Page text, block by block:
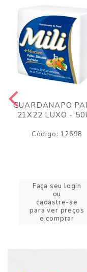
GUARDANAPO
21X22 LUXO -
Código: 12698
Faça seu login
ou
cadastre-se
para ver preços
e comprar